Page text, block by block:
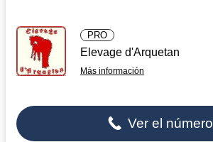
PRO
Elevage d'Arquetan
Más información
Ver el número